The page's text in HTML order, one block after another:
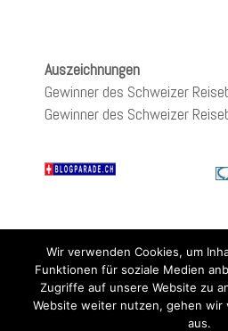
Auszeichnungen
Gewinner des Schweizer
Gewinner des Schweizer
Wir verwenden Cookies, um
Funktionen für soziale Medien
Zugriffe auf unsere Website zu
Website weiter nutzen, gehen wir
aus.